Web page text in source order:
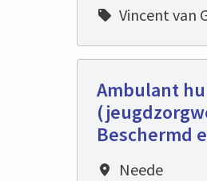
Vincent van
Ambulant
Beschermd
Neede